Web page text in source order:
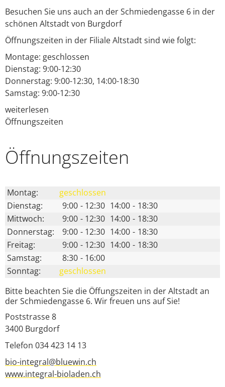
Besuchen Sie uns auch an der Schmiedengasse 6 in der
schönen Altstadt von Burgdorf
Öffnungszeiten in der Filiale Altstadt sind wie folgt:
Montage: geschlossen
Dienstag: 9:00-12:30
Donnerstag: 9:00-12:30, 14:00-18:30
Samstag: 9:00-12:30
weiterlesen
Öffnungszeiten
Öffnungs­zeiten
Montag:
geschlossen
Dienstag:
9:00 - 12:30 14:00 - 18:30
Mittwoch:
9:00 - 12:30 14:00 - 18:30
Donnerstag:
9:00 - 12:30 14:00 - 18:30
Freitag:
9:00 - 12:30 14:00 - 18:30
Samstag:
8:30 - 16:00
Sonntag:
geschlossen
Bitte beachten Sie die Öffungszeiten in der Altstadt an
der Schmiedengasse 6. Wir freuen uns auf Sie!
Poststrasse 8
3400 Burgdorf
Telefon 034 423 14 13
bio-integral@bluewin.ch
www.integral-bioladen.ch